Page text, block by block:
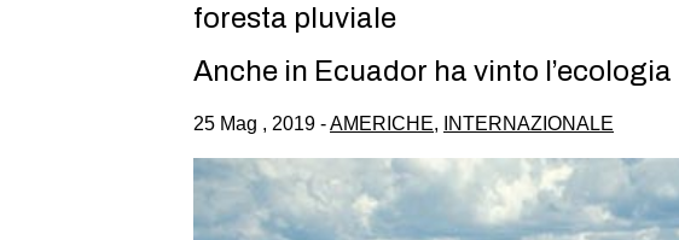
foresta pluviale
Anche in Ecuador ha vinto l’ecologia
25 Mag , 2019 -AMERICHE, INTERNAZIONALE